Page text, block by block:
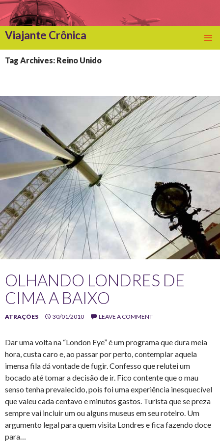
Viajante Crônica
TO
CONTENT
Tag Archives: Reino Unido
OLHANDO LONDRES DE
CIMA A BAIXO
ATRAÇÕES 30/01/2010 LEAVE A COMMENT
Dar uma volta na “London Eye” é um programa que dura meia
hora, custa caro e, ao passar por perto, contemplar aquela
imensa fila dá vontade de fugir. Confesso que relutei um
bocado até tomar a decisão de ir. Fico contente que o mau
senso tenha prevalecido, pois foi uma experiência inesquecível
que valeu cada centavo e minutos gastos. Turista que se preza
sempre vai incluir um ou alguns museus em seu roteiro. Um
argumento legal para quem visita Londres e fica fazendo doce
para…